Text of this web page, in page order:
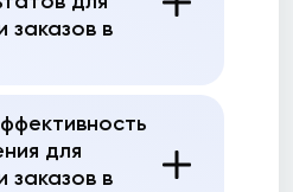
заказов в
для
заказов в